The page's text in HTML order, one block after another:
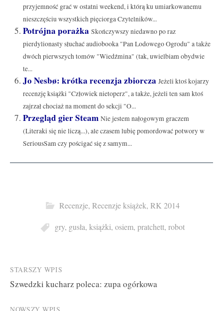
przyjemność grać w ostatni weekend, i którą ku umiarkowanemu
nieszczęściu wszystkich pięciorga Czytelników...
Potrójna porażka Skończywszy niedawno po raz
pierdylionasty słuchać audiobooka "Pan Lodowego Ogrodu" a także
dwóch pierwszych tomów "Wiedźmina" (tak, uwielbiam obydwie
te...
Jo Nesbø: krótka recenzja zbiorcza Jeżeli ktoś kojarzy
recenzję książki "Człowiek nietoperz", a także, jeżeli ten sam ktoś
zajrzał chociaż na moment do sekcji "O...
Przegląd gier Steam Nie jestem nałogowym graczem
(Literaki się nie liczą...), ale czasem lubię pomordować potwory w
SeriousSam czy pościgać się z samym...
Recenzje, Recenzje książek, RK 2014
gry, gusła, książki, osiem, pratchett, robot
Post
navigation
STARSZY WPIS
Szwedzki kucharz poleca: zupa ogórkowa